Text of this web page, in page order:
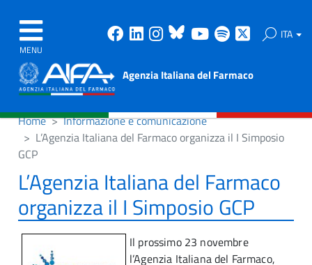
MENU
Facebook
Linkedin
Instagram
Bluesky
Youtube
Spotify ITA
Agenzia Italiana del Farmaco
Home
Informazione e comunicazione
L’Agenzia Italiana del Farmaco organizza il I Simposio
GCP
L’Agenzia Italiana del Farmaco
organizza il I Simposio GCP
Il prossimo 23 novembre
l’Agenzia Italiana del Farmaco,